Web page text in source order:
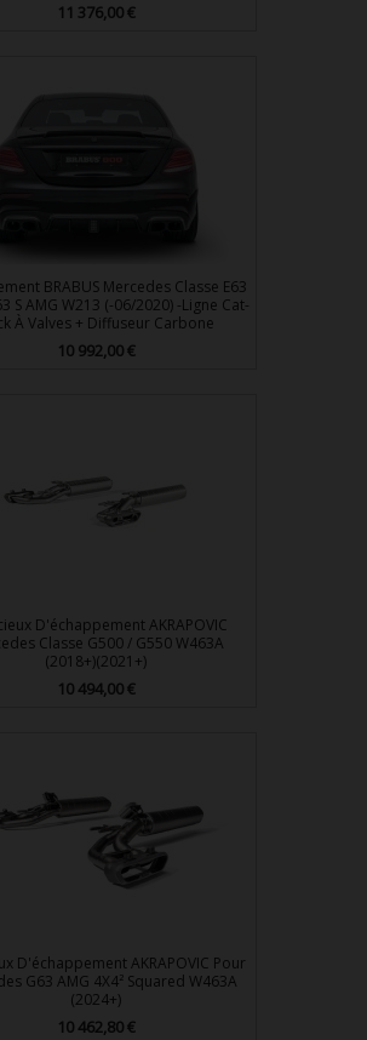
Prix
11 376,00 €
BRABUS Mercedes Classe E63
S AMG W213 (-06/2020) -Ligne Cat-
À Valves + Diffuseur Carbone
Prix
10 992,00 €
D'échappement AKRAPOVIC
Classe G500 / G550 W463A
(2018+)(2021+)
Prix
10 494,00 €
D'échappement AKRAPOVIC Pour
G63 AMG 4X4² Squared W463A
(2024+)
Prix
10 462,80 €